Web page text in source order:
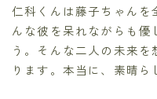
仁科くんは藤子ちゃんを
んな彼を呆れながらも優
う。そんな二人の未来
ります。本当に、素晴ら